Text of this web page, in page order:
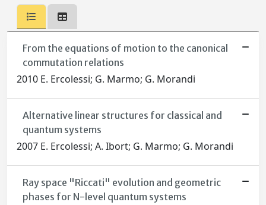
From the equations of motion to the canonical
commutation relations
2010 E. Ercolessi; G. Marmo; G. Morandi
Alternative linear structures for classical and
quantum systems
2007 E. Ercolessi; A. Ibort; G. Marmo; G. Morandi
Ray space "Riccati" evolution and geometric
phases for N-level quantum systems